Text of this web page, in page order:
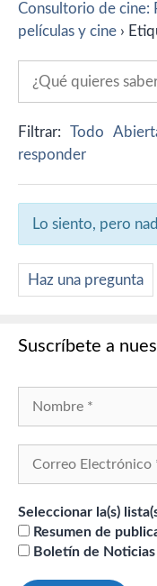
Consultorio de cine:
películas y cine ›
Filtrar: Todo
responder
Lo siento, pero
Haz una pregunta
Suscríbete a
Seleccionar la(s)
Resumen de
Boletín de Noticias